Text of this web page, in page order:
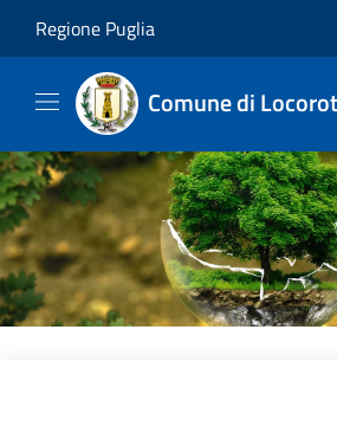
Regione Puglia
Comune di